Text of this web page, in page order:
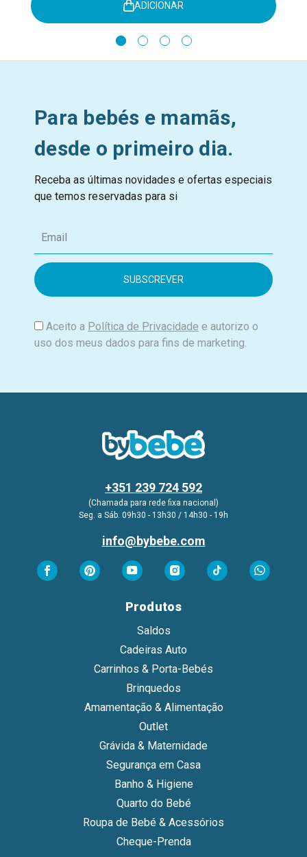
ADICIONAR
Para bebés e mamãs,
desde o primeiro dia.
Receba as últimas novidades e ofertas especiais
que temos reservadas para si
m
i
Aceito a Política de Privacidade e autorizo o
uso dos meus dados para fins de marketing.
+351 239 724 592
(Chamada para rede fixa nacional)
Seg. a Sáb. 09h30 - 13h30 / 14h30 - 19h
info@bybebe.com
Produtos
Saldos
Cadeiras Auto
Carrinhos & Porta-Bebés
Brinquedos
Amamentação & Alimentação
Outlet
Grávida & Maternidade
Segurança em Casa
Banho & Higiene
Quarto do Bebé
Roupa de Bebé & Acessórios
Cheque-Prenda